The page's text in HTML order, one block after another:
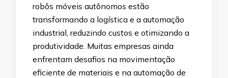
robôs móveis autônomos estão
transformando a logística e a automação
industrial, reduzindo custos e otimizando a
produtividade. Muitas empresas ainda
enfrentam desafios na movimentação
eficiente de materiais e na automação de